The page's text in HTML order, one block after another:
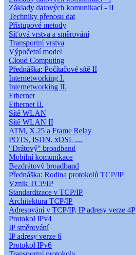
Základy datových komunikací - II
Techniky přenosu dat
Přístupové metody
Síťová vrstva a směrování
Transportní vrstva
Výpočetní model
Cloud Computing
Přednáška: Počítačové sítě II
Internetworking I.
Internetworking II.
Ethernet
Ethernet II.
Sítě WLAN
Sítě WLAN II
ATM, X.25 a Frame Relay
POTS, ISDN, xDSL ....
"Drátový" broadband
Mobilní komunikace
Bezdrátový broadband
Přednáška: Rodina protokolů TCP/IP
Vznik TCP/IP
Standardizace v TCP/IP
Architektura TCP/IP
Adresování v TCP/IP, IP adresy verze 4P
Protokol IPv4
IP směrování
IP adresy verze 6
Protokol IPv6